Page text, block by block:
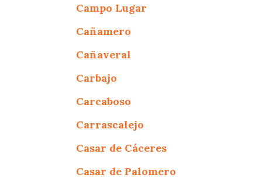
Campo Lugar
Cañamero
Cañaveral
Carbajo
Carcaboso
Carrascalejo
Casar de Cáceres
Casar de Palomero